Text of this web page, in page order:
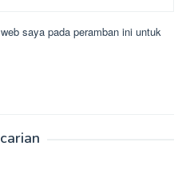
saya pada peramban ini untuk